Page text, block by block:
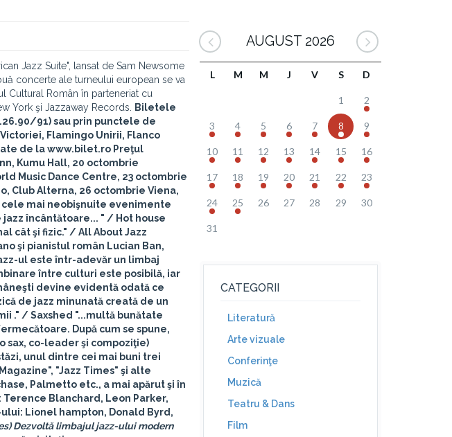
Jazz Suite", lansat de Sam Newsome
concerte ale turneului european se va
Cultural Român în parteneriat cu
York şi Jazzaway Records.
Biletele
91) sau prin punctele de
Flamingo Unirii, Flanco
de lawww.bilet.ro Preţul
, Kumu Hall, 20 octombrie
Music Dance Centre, 23 octombrie
, Club Alterna, 26 octombrie Viena,
cele mai neobişnuite evenimente
jazz încântătoare... " / Hot house
cât şi fizic." /All About Jazz
şi pianistul român Lucian Ban,
ul este într-adevăr un limbaj
între culturi este posibilă, iar
devine evidentă odată ce
de jazz minunată creată de un
." /Saxshed "...multă bunătate
După cum se spune,
sax, co-leader şi compoziţie)
unul dintre cei mai buni trei
"Jazz Times" şi alte
Palmetto etc., a mai apărut şi în
Blanchard, Leon Parker,
Lionel hampton, Donald Byrd,
Dezvoltă limbajul jazz-ului modern
AUGUST 2026
L M M J V S D
1 2
3 4 5 6 7 8 9
10 11 12 13 14 15 16
17 18 19 20 21 22 23
24 25 26 27 28 29 30
31
CATEGORII
Literatură
Arte vizuale
Conferinţe
Muzică
Teatru & Dans
Film